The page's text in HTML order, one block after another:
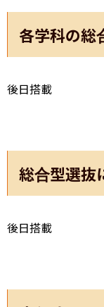
各学科の総
後日搭載
総合型選抜
後日搭載